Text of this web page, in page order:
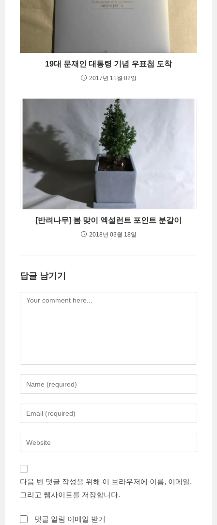
19대 문재인 대통령 기념 우표첩 도착
2017년 11월 02일
[반려나무] 봄 맞이 엑설런트 포인트 분갈이
2018년 03월 18일
답글 남기기
Comment
your
name
comment
your
email
address
your
URL
(optional)
다음 번 댓글 작성을 위해 이 브라우저에 이름, 이메일,
그리고 웹사이트를 저장합니다.
댓글 알림 이메일 받기